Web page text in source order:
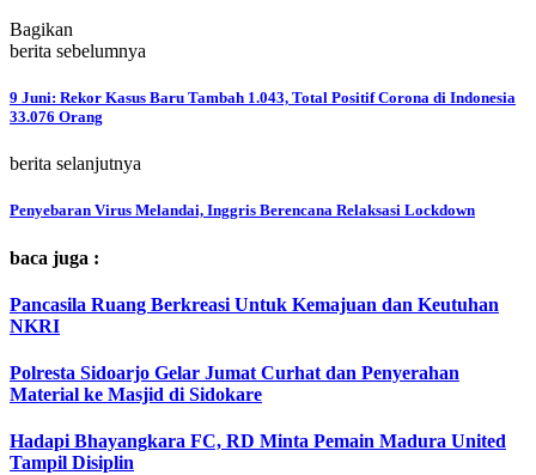
Bagikan
berita sebelumnya
9 Juni: Rekor Kasus Baru Tambah 1.043, Total Positif Corona di Indonesia
33.076 Orang
berita selanjutnya
Penyebaran Virus Melandai, Inggris Berencana Relaksasi Lockdown
baca juga :
Pancasila Ruang Berkreasi Untuk Kemajuan dan Keutuhan
NKRI
Polresta Sidoarjo Gelar Jumat Curhat dan Penyerahan
Material ke Masjid di Sidokare
Hadapi Bhayangkara FC, RD Minta Pemain Madura United
Tampil Disiplin